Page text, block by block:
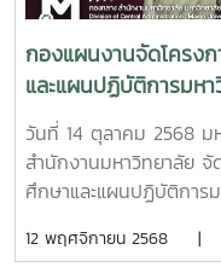
กองแผนงานจัดโครง
และแผนปฏิบัติการมห
2569 สู่การปฏิบัติ
วันที่ 14 ตุลาคม 2568 ม
สำนักงานมหาวิทยาลัย
ศึกษาและแผนปฏิบัติการ
ดร.วีระพล ทองมา อธิกา
12 พฤศจิกายน 2568 |